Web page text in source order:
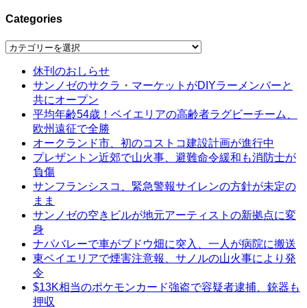
Categories
Categories
休刊のおしらせ
サンノゼのサクラ・マーケットがDIYラーメンバーと
共にオープン
平均年齢54歳！ベイエリアの高齢者ラグビーチーム、
欧州遠征で全勝
オークランド市、初のコストコ建設計画が進行中
プレザントン近郊で山火事、避難命令緩和も消防士が
負傷
サンフランシスコ、緊急警報サイレンの方針が未定の
まま
サンノゼの空きビルが地元アーティストの新拠点に変
身
ナパバレーで車がブドウ畑に突入、一人が病院に搬送
東ベイエリアで煙害注意報、サノルの山火事により発
令
$13K相当のポケモンカード強盗で容疑者逮捕、銃器も
押収